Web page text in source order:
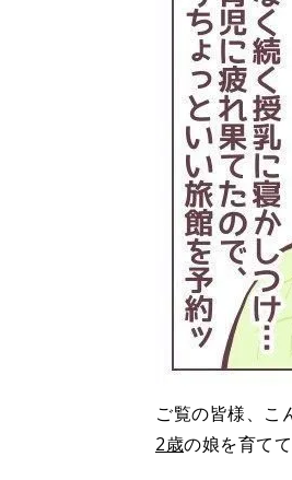
ご覧の皆様、こ
2歳の娘を育て